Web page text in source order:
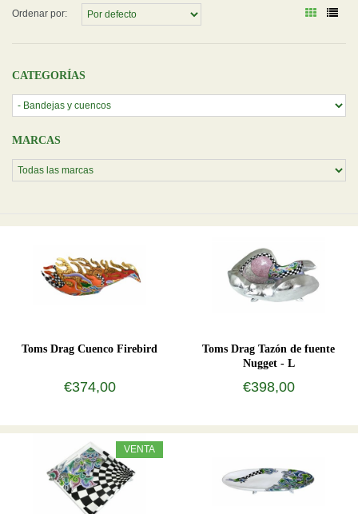
Ordenar por:
CATEGORÍAS
MARCAS
Toms Drag Cuenco Firebird
€374,00
Toms Drag Tazón de fuente
Nugget - L
€398,00
VENTA